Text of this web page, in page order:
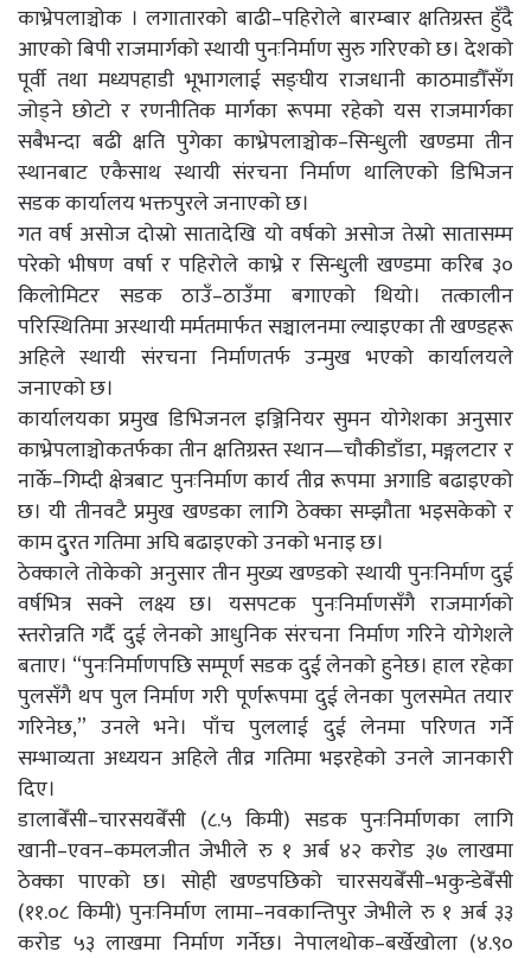
काभ्रेपलाञ्चोक । लगातारको बाढी–पहिरोले बारम्बार क्षतिग्रस्त हुँदै
आएको बिपी राजमार्गको स्थायी पुनःनिर्माण सुरु गरिएको छ। देशको
पूर्वी तथा मध्यपहाडी भूभागलाई सङ्घीय राजधानी काठमाडौँसँग
जोड्ने छोटो र रणनीतिक मार्गका रूपमा रहेको यस राजमार्गका
सबैभन्दा बढी क्षति पुगेका काभ्रेपलाञ्चोक–सिन्धुली खण्डमा तीन
स्थानबाट एकैसाथ स्थायी संरचना निर्माण थालिएको डिभिजन
सडक कार्यालय भक्तपुरले जनाएको छ।
गत वर्ष असोज दोस्रो सातादेखि यो वर्षको असोज तेस्रो सातासम्म
परेको भीषण वर्षा र पहिरोले काभ्रे र सिन्धुली खण्डमा करिब ३०
किलोमिटर सडक ठाउँ–ठाउँमा बगाएको थियो। तत्कालीन
परिस्थितिमा अस्थायी मर्मतमार्फत सञ्चालनमा ल्याइएका ती खण्डहरू
अहिले स्थायी संरचना निर्माणतर्फ उन्मुख भएको कार्यालयले
जनाएको छ।
कार्यालयका प्रमुख डिभिजनल इञ्जिनियर सुमन योगेशका अनुसार
काभ्रेपलाञ्चोकतर्फका तीन क्षतिग्रस्त स्थान—चौकीडाँडा, मङ्गलटार र
नार्के–गिम्दी क्षेत्रबाट पुनःनिर्माण कार्य तीव्र रूपमा अगाडि बढाइएको
छ। यी तीनवटै प्रमुख खण्डका लागि ठेक्का सम्झौता भइसकेको र
काम दु्रत गतिमा अघि बढाइएको उनको भनाइ छ।
ठेक्काले तोकेको अनुसार तीन मुख्य खण्डको स्थायी पुनःनिर्माण दुई
वर्षभित्र सक्ने लक्ष्य छ। यसपटक पुनःनिर्माणसँगै राजमार्गको
स्तरोन्नति गर्दै दुई लेनको आधुनिक संरचना निर्माण गरिने योगेशले
बताए। “पुनःनिर्माणपछि सम्पूर्ण सडक दुई लेनको हुनेछ। हाल रहेका
पुलसँगै थप पुल निर्माण गरी पूर्णरूपमा दुई लेनका पुलसमेत तयार
गरिनेछ,” उनले भने। पाँच पुललाई दुई लेनमा परिणत गर्ने
सम्भाव्यता अध्ययन अहिले तीव्र गतिमा भइरहेको उनले जानकारी
दिए।
डालाबेँसी–चारसयबेँसी (८.५ किमी) सडक पुनःनिर्माणका लागि
खानी–एवन–कमलजीत जेभीले रु १ अर्ब ४२ करोड ३७ लाखमा
ठेक्का पाएको छ। सोही खण्डपछिको चारसयबेँसी–भकुन्डेबेँसी
(११.०८ किमी) पुनःनिर्माण लामा–नवकान्तिपुर जेभीले रु १ अर्ब ३३
करोड ५३ लाखमा निर्माण गर्नेछ। नेपालथोक–बर्खेखोला (४.९०